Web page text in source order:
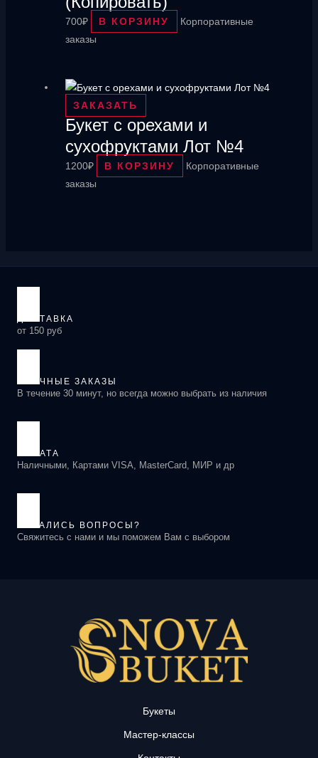
700₽ В КОРЗИНУ
Корпоративные
заказы
ЗАКАЗАТЬ
Букет с орехами и
сухофруктами Лот №4
1200₽ В КОРЗИНУ
Корпоративные
заказы
ДОСТАВКА
от 150 руб
СРОЧНЫЕ ЗАКАЗЫ
В течение 30 минут, но всегда можно выбрать из наличия
ОПЛАТА
Наличными, Картами VISA, MasterCard, МИР и др
ОСТАЛИСЬ ВОПРОСЫ?
Свяжитесь с нами и мы поможем Вам с выбором
Букеты
Мастер-классы